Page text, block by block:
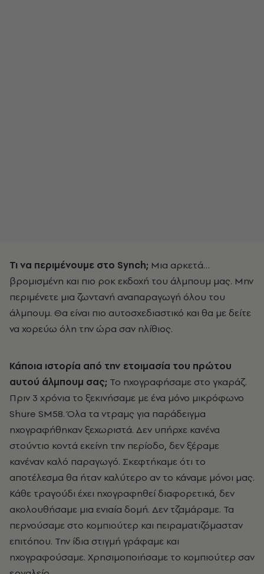
Τι να περιμένουμε στο Synch; Μια αρκετά…
βρομισμένη και πιο ροκ εκδοχή του άλμπουμ μας. Μην
περιμένετε μια ζωντανή αναπαραγωγή όλου του
άλμπουμ. Θα είναι πιο αυτοσχεδιαστικό και θα με δείτε
να χορεύω όλη την ώρα σαν ηλίθιος.
Κάποια ιστορία από την ετοιμασία του πρώτου
αυτού άλμπουμ σας; Το ηχογραφήσαμε στο γκαράζ.
Πριν 3 χρόνια το ξεκινήσαμε με ένα μόνο μικρόφωνο
Shure SM58. Όλα τα ντραμς για παράδειγμα
ηχογραφήθηκαν ξεχωριστά. Δεν υπήρχε κανένα
στούντιο κοντά εκείνη την περίοδο, δεν ξέραμε
κανέναν καλό παραγωγό. Σκεφτήκαμε ότι το
αποτέλεσμα θα ήταν καλύτερο αν το κάναμε μόνοι μας.
Κάθε τραγούδι έχει ηχογραφηθεί διαφορετικά, δεν
ακολουθήσαμε μια ενιαία δομή. Δεν τζαμάραμε. Τα
περνούσαμε στο κομπιούτερ και πειραματιζόμασταν
επιτόπου. Την ίδια στιγμή γράφαμε και
ηχογραφούσαμε. Χρησιμοποιήσαμε το κομπιούτερ σαν